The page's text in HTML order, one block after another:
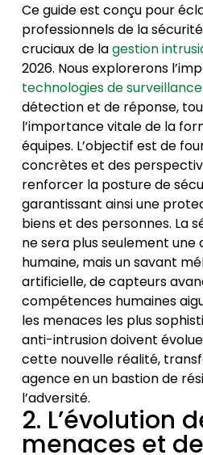
Ce guide est conçu pour
professionnels de la
cruciaux de lagestion
2026. Nous explorerons
technologies de surveillance
détection et de réponse,
l’importance vitale de la
équipes. L’objectif est de
concrètes et des
renforcer la posture de
garantissant ainsi une
biens et des personnes. La
ne sera plus seulement
humaine, mais un savant
artificielle, de capteurs
compétences humaines
les menaces les plus
anti-intrusiondoivent
cette nouvelle réalité,
agence en un bastion de
l’adversité.
2. L’évolution
menaces et